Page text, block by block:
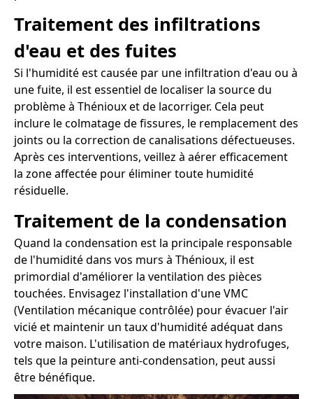
Traitement des infiltrations
d'eau et des fuites
Si l'humidité est causée par une infiltration d'eau ou à
une fuite, il est essentiel de localiser la source du
problème à Thénioux et de lacorriger. Cela peut
inclure le colmatage de fissures, le remplacement des
joints ou la correction de canalisations défectueuses.
Après ces interventions, veillez à aérer efficacement
la zone affectée pour éliminer toute humidité
résiduelle.
Traitement de la condensation
Quand la condensation est la principale responsable
de l'humidité dans vos murs à Thénioux, il est
primordial d'améliorer la ventilation des pièces
touchées. Envisagez l'installation d'une VMC
(Ventilation mécanique contrôlée) pour évacuer l'air
vicié et maintenir un taux d'humidité adéquat dans
votre maison. L'utilisation de matériaux hydrofuges,
tels que la peinture anti-condensation, peut aussi
être bénéfique.